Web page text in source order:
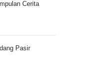
Cerita
Pasir